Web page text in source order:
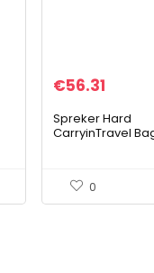
€56.31
Spreker Hard
CarryinTravel
draadloos BT
Luidspreker
Bluetooth…
0